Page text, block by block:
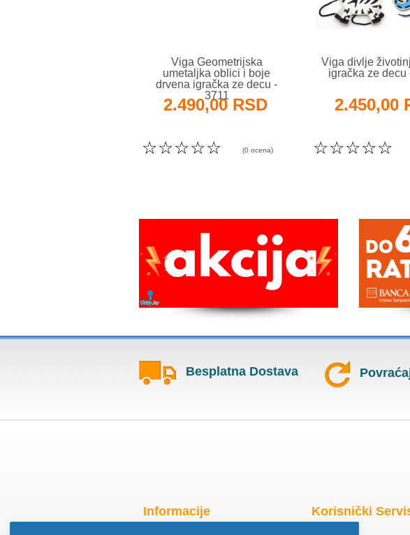
Viga Geometrijska
umetaljka oblici i boje
drvena igračka ze decu -
3711
2.490,00 RSD
☆
☆
☆
☆
☆ (0 ocena)
Viga divlje
igračka ze decu
2.450,00
☆
☆
☆
☆
☆
Besplatna Dostava
Informacije Korisnički